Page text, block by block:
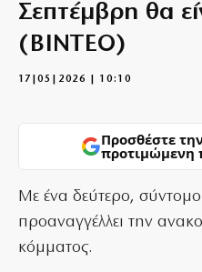
Σεπτέμβρη θα
(ΒΙΝΤΕΟ)
17|05|2026 | 10:10
Προσθέστε
προτιμώμενη
Με ένα δεύτερο,
προαναγγέλλει την
κόμματος.